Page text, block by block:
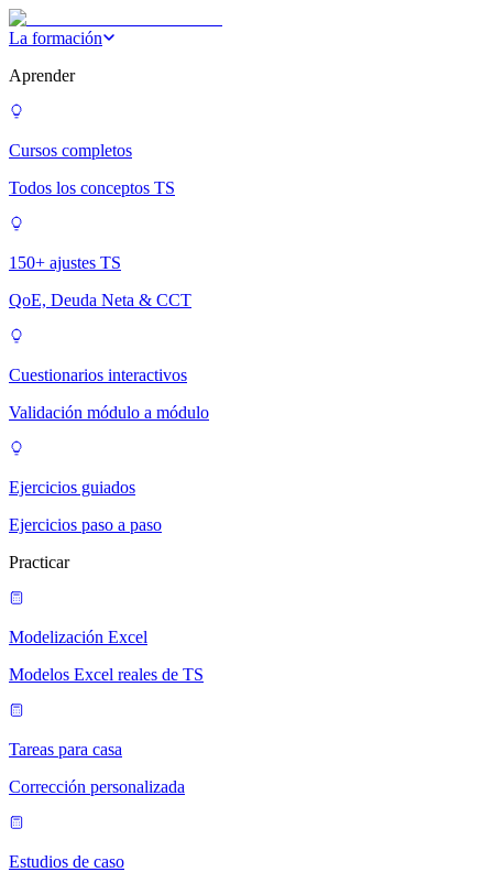
La formación
Aprender
Cursos completos
Todos los conceptos TS
150+ ajustes TS
QoE, Deuda Neta & CCT
Cuestionarios interactivos
Validación módulo a módulo
Ejercicios guiados
Ejercicios paso a paso
Practicar
Modelización Excel
Modelos Excel reales de TS
Tareas para casa
Corrección personalizada
Estudios de caso